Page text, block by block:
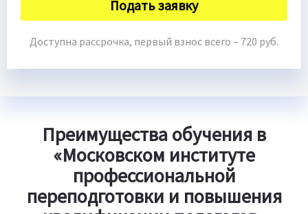
Подать заявку
Доступна рассрочка, первый взнос всего – 720 руб.
Преимущества обучения в
«Московском институте
профессиональной
переподготовки и повышения